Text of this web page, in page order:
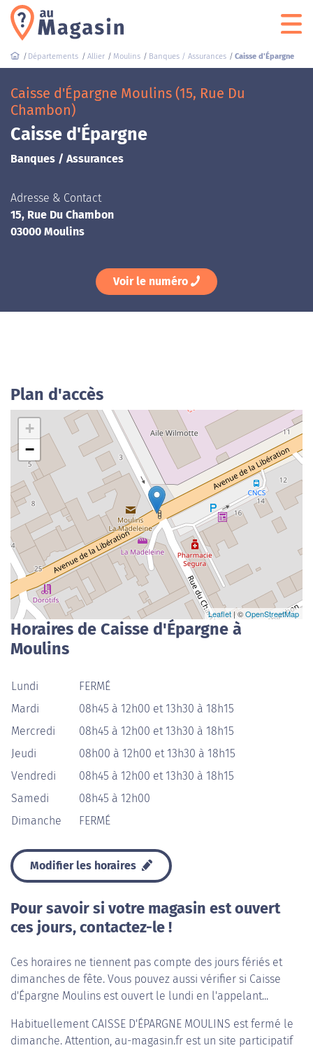
Départements Allier Moulins Banques / Assurances Caisse d'Épargne
Caisse d'Épargne Moulins (15, Rue Du
Chambon)
Caisse d'Épargne
Banques / Assurances
Adresse & Contact
15, Rue Du Chambon
03000 Moulins
Voir le numéro
Plan d'accès
+
−
Leaflet | ©OpenStreetMap
Horaires de Caisse d'Épargne à
Moulins
Lundi
FERMÉ
Mardi
08h45 à 12h00 et 13h30 à 18h15
Mercredi
08h45 à 12h00 et 13h30 à 18h15
Jeudi
08h00 à 12h00 et 13h30 à 18h15
Vendredi
08h45 à 12h00 et 13h30 à 18h15
Samedi
08h45 à 12h00
Dimanche
FERMÉ
Modifier les horaires
Pour savoir si votre magasin est ouvert
ces jours, contactez-le !
Ces horaires ne tiennent pas compte des jours fériés et
dimanches de fête. Vous pouvez aussi vérifier si Caisse
d'Épargne Moulins est ouvert le lundi en l'appelant...
Habituellement CAISSE D'ÉPARGNE MOULINS est fermé le
dimanche. Attention, au-magasin.fr est un site participatif